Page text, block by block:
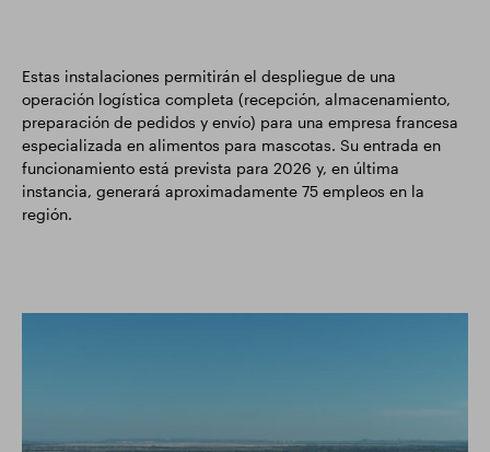
Estas instalaciones permitirán el despliegue de una
operación logística completa (recepción, almacenamiento,
preparación de pedidos y envío) para una empresa francesa
especializada en alimentos para mascotas. Su entrada en
funcionamiento está prevista para 2026 y, en última
instancia, generará aproximadamente 75 empleos en la
región.